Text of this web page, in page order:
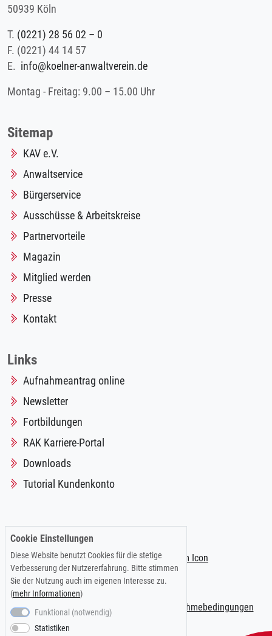
50939 Köln
T. (0221) 28 56 02 – 0
F. (0221) 44 14 57
E. info@koelner-anwaltverein.de
Montag - Freitag: 9.00 – 15.00 Uhr
Sitemap
KAV e.V.
Anwaltservice
Bürgerservice
Ausschüsse & Arbeitskreise
Partnervorteile
Magazin
Mitglied werden
Presse
Kontakt
Links
Aufnahmeantrag online
Newsletter
Fortbildungen
RAK Karriere-Portal
Downloads
Tutorial Kundenkonto
Impressum |Datenschutzerklärung Teilnahmebedingungen
Cookie Einstellungen
Diese Website benutzt Cookies für die stetige
Verbesserung der Nutzererfahrung. Bitte stimmen
Sie der Nutzung auch im eigenen Interesse zu.
(mehr Informationen)
Funktional (notwendig)
Statistiken